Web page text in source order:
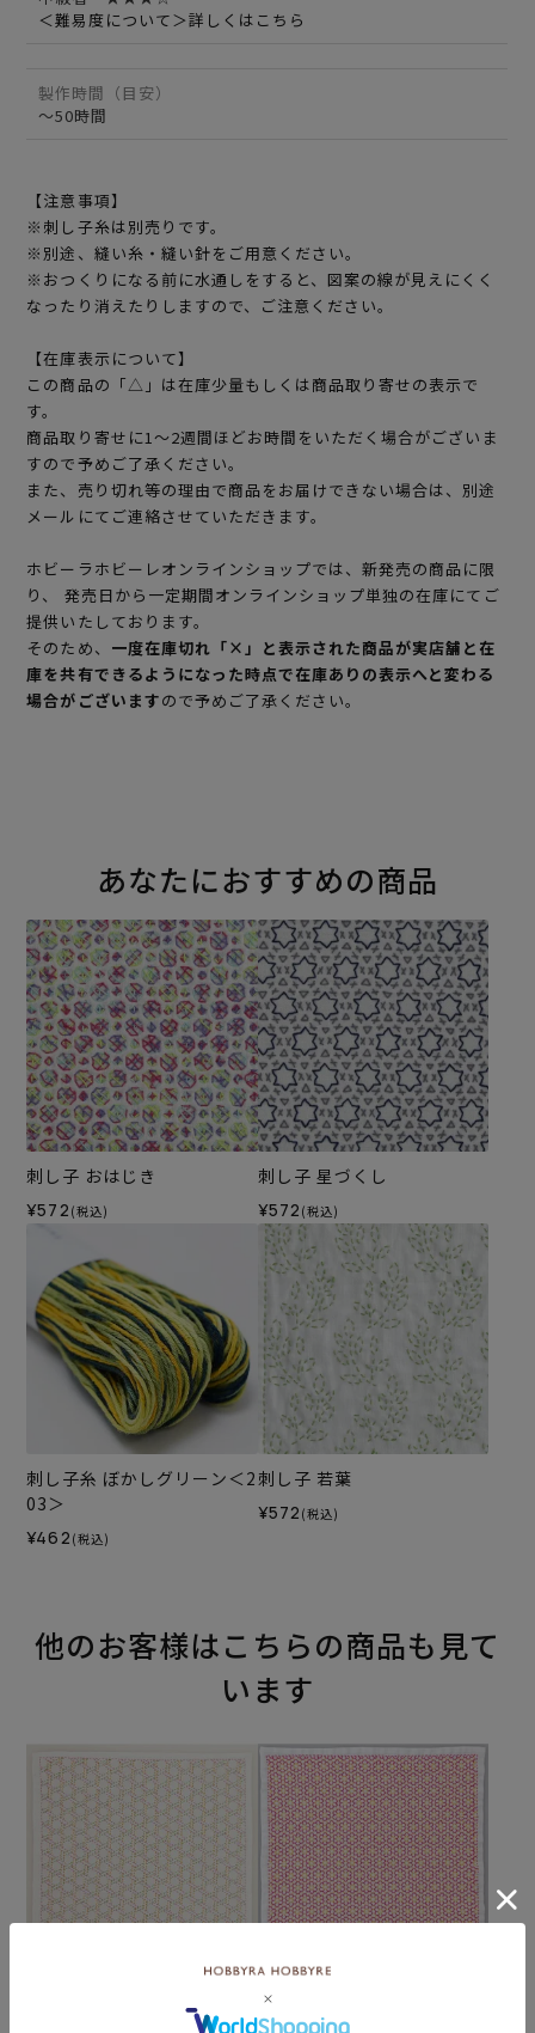
＜難易度について＞詳しくはこちら
製作時間（目安）
～50時間
【注意事項】
※刺し子糸は別売りです。
※別途、縫い糸・縫い針をご用意ください。
※おつくりになる前に水通しをすると、図案の線が見えにくく
なったり消えたりしますので、ご注意ください。
【在庫表示について】
この商品の「△」は在庫少量もしくは商品取り寄せの表示で
す。
商品取り寄せに1～2週間ほどお時間をいただく場合がございま
すので予めご了承ください。
また、売り切れ等の理由で商品をお届けできない場合は、別途
メールにてご連絡させていただきます。
ホビーラホビーレオンラインショップでは、新発売の商品に限
り、 発売日から一定期間オンラインショップ単独の在庫にてご
提供いたしております。
そのため、 一度在庫切れ「×」と表示された商品が実店舗と在
庫を共有できるようになった時点で在庫ありの表示へと変わる
場合がございますので予めご了承ください。
あなたにおすすめの商品
刺し子 おはじき
¥572 (税込)
刺し子 星づくし
¥572 (税込)
刺し子糸 ぼかしグリーン＜2
03＞
¥462 (税込)
刺し子 若葉
¥572 (税込)
他のお客様はこちらの商品も見て
います
¥572(税込)